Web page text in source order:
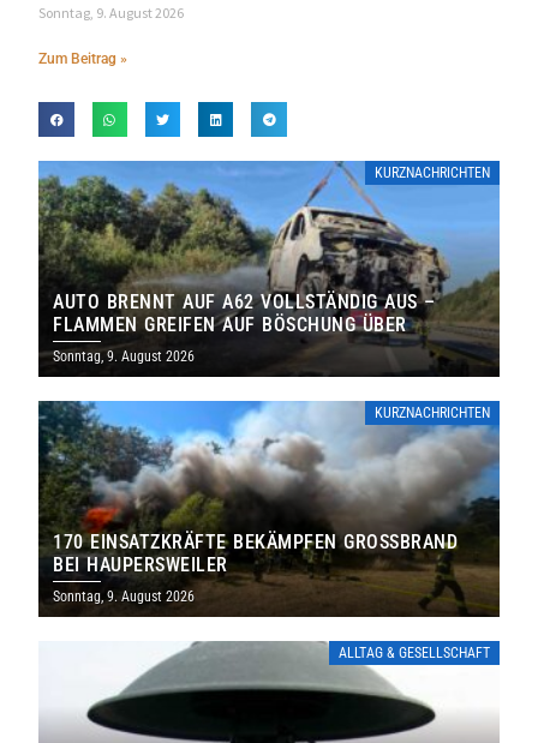
Sonntag, 9. August 2026
Zum Beitrag »
KURZNACHRICHTEN
AUTO BRENNT AUF A62 VOLLSTÄNDIG AUS –
FLAMMEN GREIFEN AUF BÖSCHUNG ÜBER
Sonntag, 9. August 2026
KURZNACHRICHTEN
170 EINSATZKRÄFTE BEKÄMPFEN GROSSBRAND B
EI HAUPERSWEILER
Sonntag, 9. August 2026
ALLTAG & GESELLSCHAFT